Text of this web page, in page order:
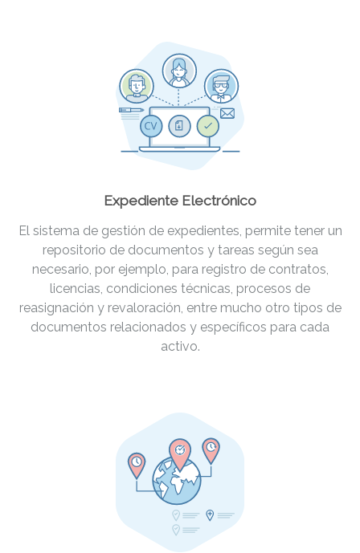
Expediente Electrónico
El sistema de gestión de expedientes, permite tener un
repositorio de documentos y tareas según sea
necesario, por ejemplo, para registro de contratos,
licencias, condiciones técnicas, procesos de
reasignación y revaloración, entre mucho otro tipos de
documentos relacionados y específicos para cada
activo.